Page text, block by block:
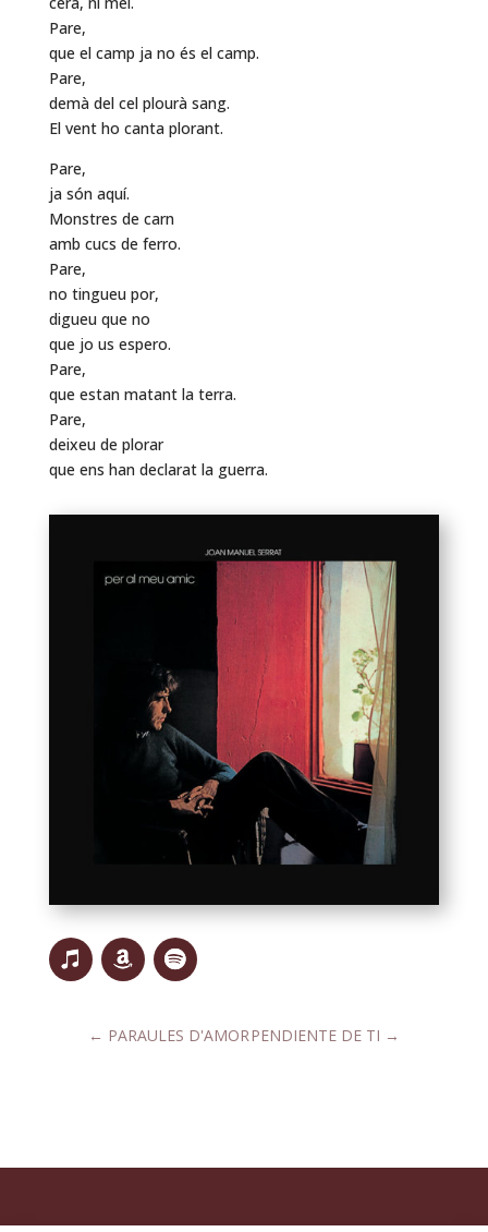
Pare,
que el camp ja no és el camp.
Pare,
demà del cel plourà sang.
El vent ho canta plorant.
Pare,
ja són aquí.
Monstres de carn
amb cucs de ferro.
Pare,
no tingueu por,
digueu que no
que jo us espero.
Pare,
que estan matant la terra.
Pare,
deixeu de plorar
que ens han declarat la guerra.
← PARAULES D'AMORPENDIENTE DE TI →